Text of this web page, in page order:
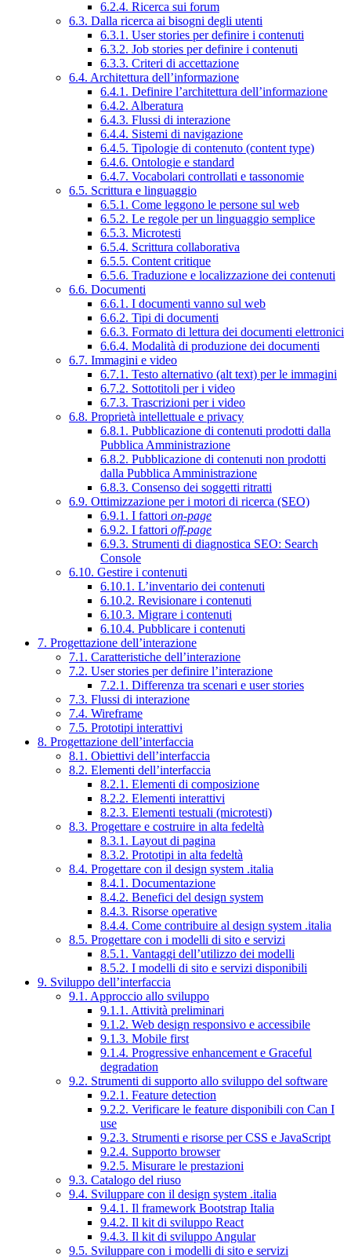
6.2.4. Ricerca sui forum
6.3. Dalla ricerca ai bisogni degli utenti
6.3.1. User stories per definire i contenuti
6.3.2. Job stories per definire i contenuti
6.3.3. Criteri di accettazione
6.4. Architettura dell’informazione
6.4.1. Definire l’architettura dell’informazione
6.4.2. Alberatura
6.4.3. Flussi di interazione
6.4.4. Sistemi di navigazione
6.4.5. Tipologie di contenuto (content type)
6.4.6. Ontologie e standard
6.4.7. Vocabolari controllati e tassonomie
6.5. Scrittura e linguaggio
6.5.1. Come leggono le persone sul web
6.5.2. Le regole per un linguaggio semplice
6.5.3. Microtesti
6.5.4. Scrittura collaborativa
6.5.5. Content critique
6.5.6. Traduzione e localizzazione dei contenuti
6.6. Documenti
6.6.1. I documenti vanno sul web
6.6.2. Tipi di documenti
6.6.3. Formato di lettura dei documenti elettronici
6.6.4. Modalità di produzione dei documenti
6.7. Immagini e video
6.7.1. Testo alternativo (alt text) per le immagini
6.7.2. Sottotitoli per i video
6.7.3. Trascrizioni per i video
6.8. Proprietà intellettuale e privacy
6.8.1. Pubblicazione di contenuti prodotti dalla
Pubblica Amministrazione
6.8.2. Pubblicazione di contenuti non prodotti
dalla Pubblica Amministrazione
6.8.3. Consenso dei soggetti ritratti
6.9. Ottimizzazione per i motori di ricerca (SEO)
6.9.1. I fattori on-page
6.9.2. I fattori off-page
6.9.3. Strumenti di diagnostica SEO: Search
Console
6.10. Gestire i contenuti
6.10.1. L’inventario dei contenuti
6.10.2. Revisionare i contenuti
6.10.3. Migrare i contenuti
6.10.4. Pubblicare i contenuti
7. Progettazione dell’interazione
7.1. Caratteristiche dell’interazione
7.2. User stories per definire l’interazione
7.2.1. Differenza tra scenari e user stories
7.3. Flussi di interazione
7.4. Wireframe
7.5. Prototipi interattivi
8. Progettazione dell’interfaccia
8.1. Obiettivi dell’interfaccia
8.2. Elementi dell’interfaccia
8.2.1. Elementi di composizione
8.2.2. Elementi interattivi
8.2.3. Elementi testuali (microtesti)
8.3. Progettare e costruire in alta fedeltà
8.3.1. Layout di pagina
8.3.2. Prototipi in alta fedeltà
8.4. Progettare con il design system .italia
8.4.1. Documentazione
8.4.2. Benefici del design system
8.4.3. Risorse operative
8.4.4. Come contribuire al design system .italia
8.5. Progettare con i modelli di sito e servizi
8.5.1. Vantaggi dell’utilizzo dei modelli
8.5.2. I modelli di sito e servizi disponibili
9. Sviluppo dell’interfaccia
9.1. Approccio allo sviluppo
9.1.1. Attività preliminari
9.1.2. Web design responsivo e accessibile
9.1.3. Mobile first
9.1.4. Progressive enhancement e Graceful
degradation
9.2. Strumenti di supporto allo sviluppo del software
9.2.1. Feature detection
9.2.2. Verificare le feature disponibili con Can I
use
9.2.3. Strumenti e risorse per CSS e JavaScript
9.2.4. Supporto browser
9.2.5. Misurare le prestazioni
9.3. Catalogo del riuso
9.4. Sviluppare con il design system .italia
9.4.1. Il framework Bootstrap Italia
9.4.2. Il kit di sviluppo React
9.4.3. Il kit di sviluppo Angular
9.5. Sviluppare con i modelli di sito e servizi